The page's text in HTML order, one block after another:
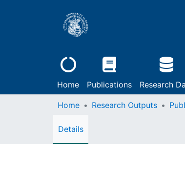
Home Publications Research
Home Research Outputs
Details